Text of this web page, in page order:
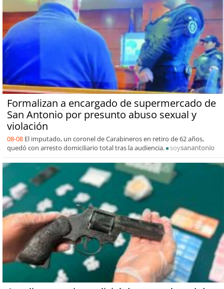
Formalizan a encargado de supermercado de
San Antonio por presunto abuso sexual y
violación
08-08 El imputado, un coronel de Carabineros en retiro de 62 años,
quedó con arresto domiciliario total tras la audiencia.
soysanantonio